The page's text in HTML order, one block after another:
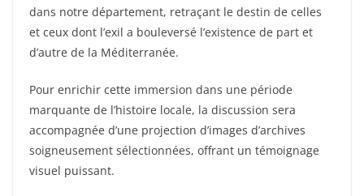
dans notre département, retraçant le destin de celles
et ceux dont l’exil a bouleversé l’existence de part et
d’autre de la Méditerranée.
Pour enrichir cette immersion dans une période
marquante de l’histoire locale, la discussion sera
accompagnée d’une projection d’images d’archives
soigneusement sélectionnées, offrant un témoignage
visuel puissant.